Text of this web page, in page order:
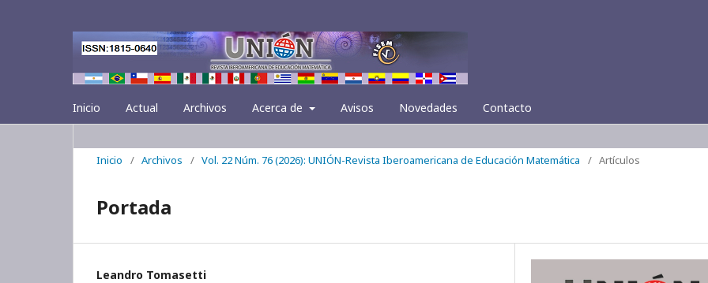
Inicio Actual Archivos Acerca de Avisos Novedades Contacto
Inicio / Archivos / Vol. 22 Núm. 76 (2026): UNIÓN-Revista Iberoamericana de Educación Matemática / Artículos
Portada
Leandro Tomasetti